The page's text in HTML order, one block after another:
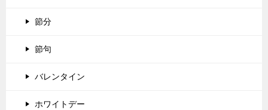
節分
節句
バレンタイン
ホワイトデー